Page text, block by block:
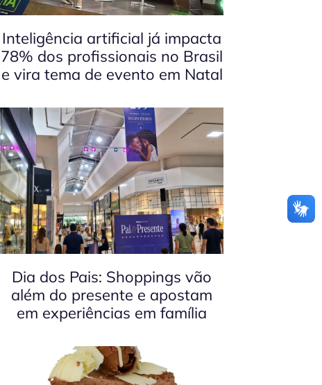
Inteligência artificial já impacta
78% dos profissionais no Brasil
e vira tema de evento em Natal
Dia dos Pais: Shoppings vão
além do presente e apostam
em experiências em família